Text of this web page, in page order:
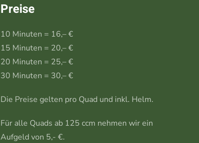
Preise
10 Minuten = 16,– €
15 Minuten = 20,– €
20 Minuten = 25,– €
30 Minuten = 30,– €
Die Preise gelten pro Quad und inkl. Helm.
Für alle Quads ab 125 ccm nehmen wir ein
Aufgeld von 5,- €.